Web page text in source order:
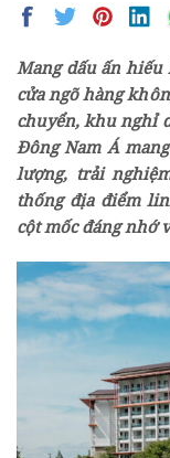
Mang dấu ấn
cửa ngõ hàng
chuyển, khu nghỉ
Đông Nam Á
lượng, trải
thống địa điểm
cột mốc đáng nhớ